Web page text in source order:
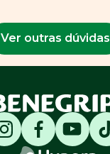
Ver outras dúvidas